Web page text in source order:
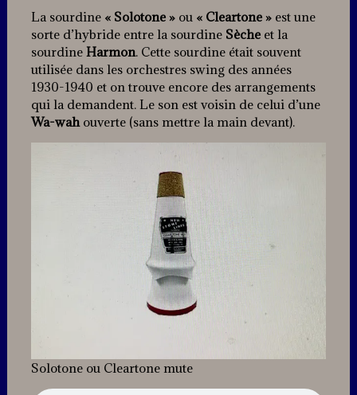
La sourdine« Solotone » ou« Cleartone »est une
sorte d’hybride entre la sourdine Sèche et la
sourdine Harmon. Cette sourdine était souvent
utilisée dans les orchestres swing des années
1930-1940 et on trouve encore des arrangements
qui la demandent. Le son est voisin de celui d’une
Wa-wahouverte (sans mettre la main devant).
Solotone ou Cleartone mute